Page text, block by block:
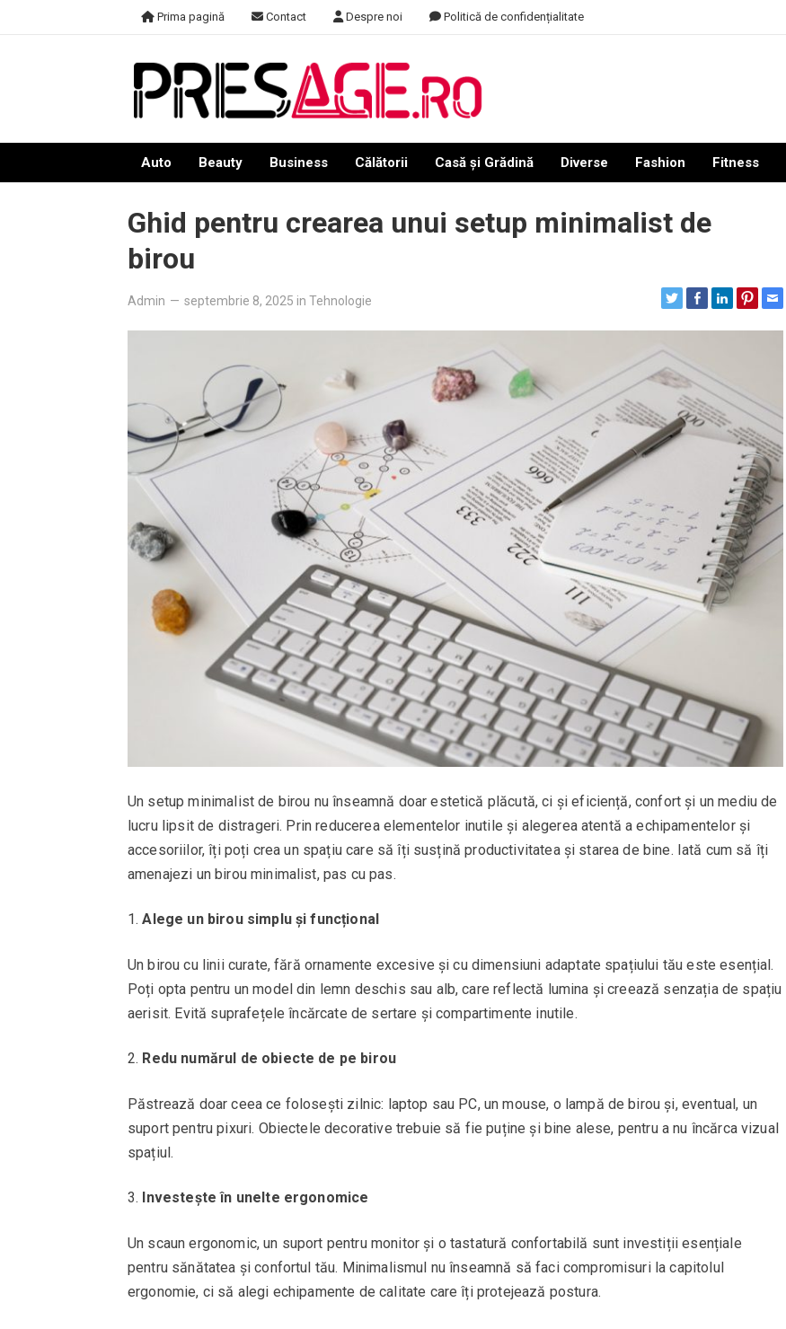
Prima pagină Contact Despre noi Politică de confidențialitate
Auto Beauty Business Călătorii Casă și Grădină Diverse Fashion Fitness
Ghid pentru crearea unui setup minimalist de
birou
Admin — septembrie 8, 2025 in Tehnologie
Un setup minimalist de birou nu înseamnă doar estetică plăcută, ci și eficiență, confort și un mediu de
lucru lipsit de distrageri. Prin reducerea elementelor inutile și alegerea atentă a echipamentelor și
accesoriilor, îți poți crea un spațiu care să îți susțină productivitatea și starea de bine. Iată cum să îți
amenajezi un birou minimalist, pas cu pas.
Alege un birou simplu și funcțional
Un birou cu linii curate, fără ornamente excesive și cu dimensiuni adaptate spațiului tău este esențial.
Poți opta pentru un model din lemn deschis sau alb, care reflectă lumina și creează senzația de spațiu
aerisit. Evită suprafețele încărcate de sertare și compartimente inutile.
Redu numărul de obiecte de pe birou
Păstrează doar ceea ce folosești zilnic: laptop sau PC, un mouse, o lampă de birou și, eventual, un
suport pentru pixuri. Obiectele decorative trebuie să fie puține și bine alese, pentru a nu încărca vizual
spațiul.
Investește în unelte ergonomice
Un scaun ergonomic, un suport pentru monitor și o tastatură confortabilă sunt investiții esențiale
pentru sănătatea și confortul tău. Minimalismul nu înseamnă să faci compromisuri la capitolul
ergonomie, ci să alegi echipamente de calitate care îți protejează postura.